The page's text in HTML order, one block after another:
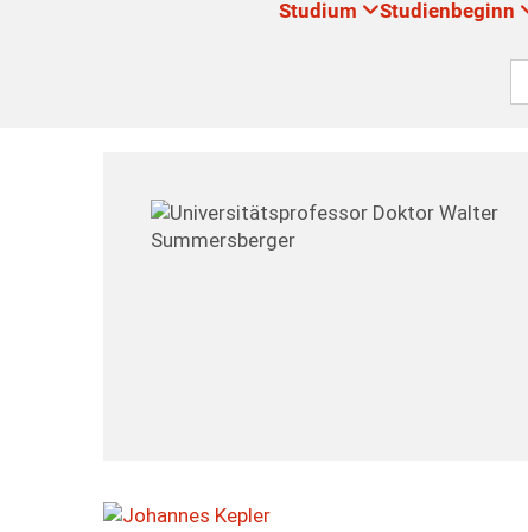
Studium Studienbeginn